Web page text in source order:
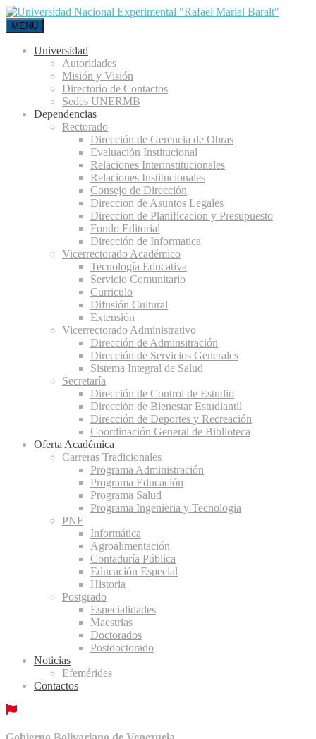
MENÚ
Universidad
Autoridades
Misión y Visión
Directorio de Contactos
Sedes UNERMB
Dependencias
Rectorado
Dirección de Gerencia de Obras
Evaluación Institucional
Relaciones Interinstitucionales
Relaciones Institucionales
Consejo de Dirección
Direccion de Asuntos Legales
Direccion de Planificacion y Presupuesto
Fondo Editorial
Dirección de Informatica
Vicerrectorado Académico
Tecnología Educativa
Servicio Comunitario
Curriculo
Difusión Cultural
Extensión
Vicerrectorado Administrativo
Dirección de Adminsitración
Dirección de Servicios Generales
Sistema Integral de Salud
Secretaría
Dirección de Control de Estudio
Dirección de Bienestar Estudiantil
Dirección de Deportes y Recreación
Coordinación General de Biblioteca
Oferta Académica
Carreras Tradicionales
Programa Administración
Programa Educación
Programa Salud
Programa Ingenieria y Tecnologia
PNF
Informática
Agroalimentación
Contaduría Pública
Educación Especial
Historia
Postgrado
Especialidades
Maestrias
Doctorados
Postdoctorado
Noticias
Efemérides
Contactos